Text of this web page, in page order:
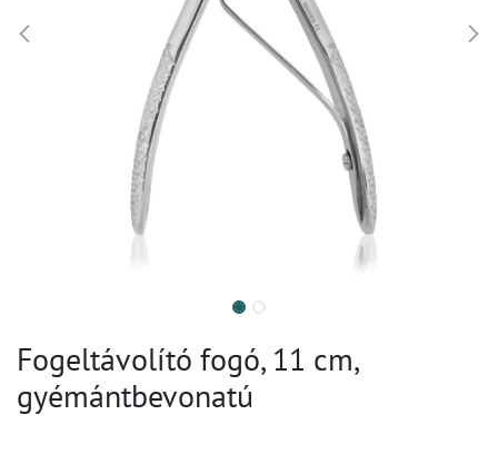
Fogeltávolító fogó, 11 cm,
gyémántbevonatú